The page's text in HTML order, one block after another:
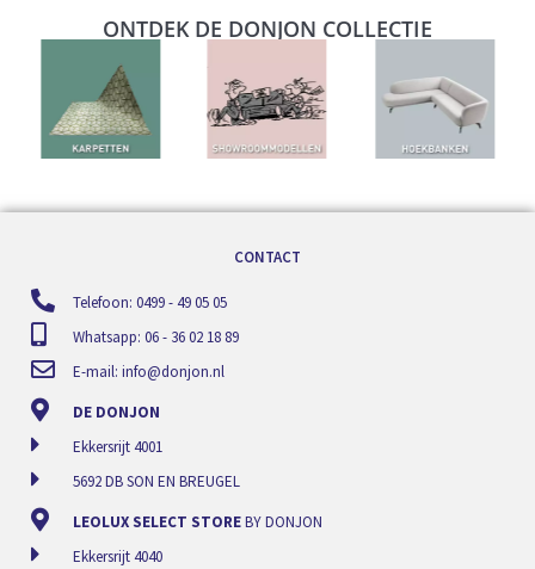
ONTDEK DE DONJON COLLECTIE
CONTACT
Telefoon: 0499 - 49 05 05
Whatsapp: 06 - 36 02 18 89
E-mail: info@donjon.nl
DE DONJON
Ekkersrijt 4001
5692 DB SON EN BREUGEL
LEOLUX SELECT STOREBY DONJON
Ekkersrijt 4040